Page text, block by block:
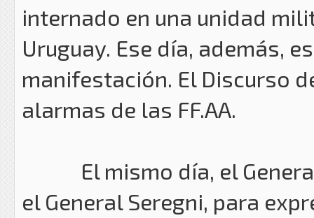
internado en una unidad
Uruguay. Ese día, además,
manifestación. El Discurso
alarmas de las FF.AA.
El mismo día, el General
el General Seregni, para